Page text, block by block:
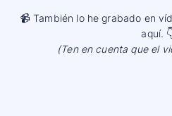
📹 También lo he grabado en
aquí.
(Ten en cuenta que el